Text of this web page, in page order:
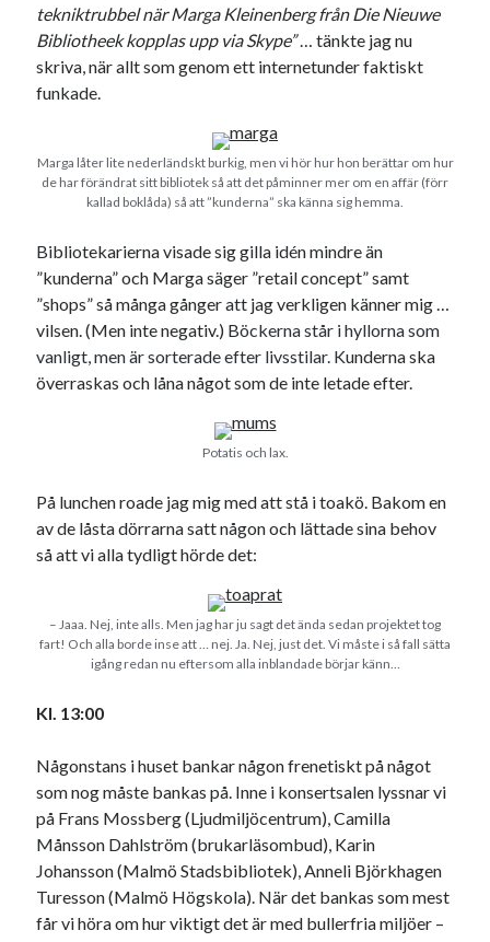
tekniktrubbel när Marga Kleinenberg från Die Nieuwe
Bibliotheek kopplas upp via Skype”… tänkte jag nu
skriva, när allt som genom ett internetunder faktiskt
funkade.
Marga låter lite nederländskt burkig, men vi hör hur hon berättar om hur
de har förändrat sitt bibliotek så att det påminner mer om en affär (förr
kallad boklåda) så att ”kunderna” ska känna sig hemma.
Bibliotekarierna visade sig gilla idén mindre än
”kunderna” och Marga säger ”retail concept” samt
”shops” så många gånger att jag verkligen känner mig …
vilsen. (Men inte negativ.) Böckerna står i hyllorna som
vanligt, men är sorterade efter livsstilar. Kunderna ska
överraskas och låna något som de inte letade efter.
Potatis och lax.
På lunchen roade jag mig med att stå i toakö. Bakom en
av de låsta dörrarna satt någon och lättade sina behov
så att vi alla tydligt hörde det:
– Jaaa. Nej, inte alls. Men jag har ju sagt det ända sedan projektet tog
fart! Och alla borde inse att … nej. Ja. Nej, just det. Vi måste i så fall sätta
igång redan nu eftersom alla inblandade börjar känn…
Kl. 13:00
Någonstans i huset bankar någon frenetiskt på något
som nog måste bankas på. Inne i konsertsalen lyssnar vi
på Frans Mossberg (Ljudmiljöcentrum), Camilla
Månsson Dahlström (brukarläsombud), Karin
Johansson (Malmö Stadsbibliotek), Anneli Björkhagen
Turesson (Malmö Högskola). När det bankas som mest
får vi höra om hur viktigt det är med bullerfria miljöer –